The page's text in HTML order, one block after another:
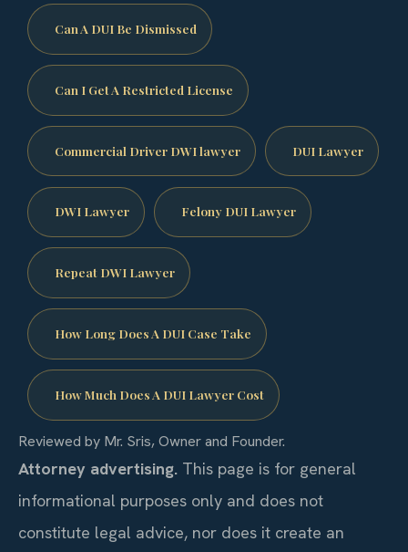
Can A DUI Be Dismissed
Can I Get A Restricted License
Commercial Driver DWI lawyer DUI Lawyer
DWI Lawyer Felony DUI Lawyer
Repeat DWI Lawyer
How Long Does A DUI Case Take
How Much Does A DUI Lawyer Cost
Reviewed by Mr. Sris, Owner and Founder.
Attorney advertising. This page is for general
informational purposes only and does not
constitute legal advice, nor does it create an